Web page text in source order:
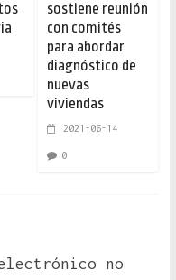
sostiene reunión
con comités
para abordar
diagnóstico de
nuevas
viviendas
2021-06-14
0
no